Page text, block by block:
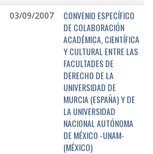
03/09/2007
CONVENIO ESPECÍFICO
DE COLABORACIÓN
ACADÉMICA, CIENTÍFICA
Y CULTURAL ENTRE LAS
FACULTADES DE
DERECHO DE LA
UNIVERSIDAD DE
MURCIA (ESPAÑA) Y DE
LA UNIVERSIDAD
NACIONAL AUTÓNOMA
DE MÉXICO -UNAM-
(MÉXICO)